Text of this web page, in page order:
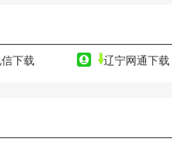
下载 辽宁网通下载